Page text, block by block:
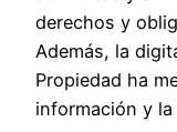
derechos y
Además, la
Propiedad ha
información y